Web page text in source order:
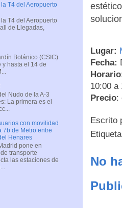
Lugar:
Fecha:
10:00 a
Precio:
Escrito
No
T4 del Aeropuerto
T4 del Aeropuerto
de Llegadas,
Botánico (CSIC)
hasta el 14 de
Nudo de la A-3
La primera es el
con movilidad
7b de Metro entre
Henares
pone en
transporte
las estaciones de